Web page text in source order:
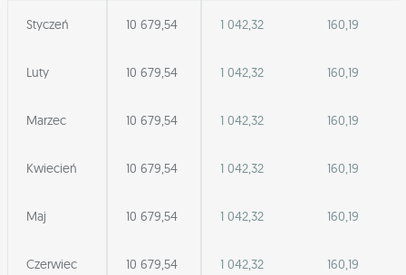
Styczeń 10 679,54 1 042,32 160,19
Luty 10 679,54 1 042,32 160,19
Marzec 10 679,54 1 042,32 160,19
Kwiecień 10 679,54 1 042,32 160,19
Maj 10 679,54 1 042,32 160,19
Czerwiec 10 679,54 1 042,32 160,19